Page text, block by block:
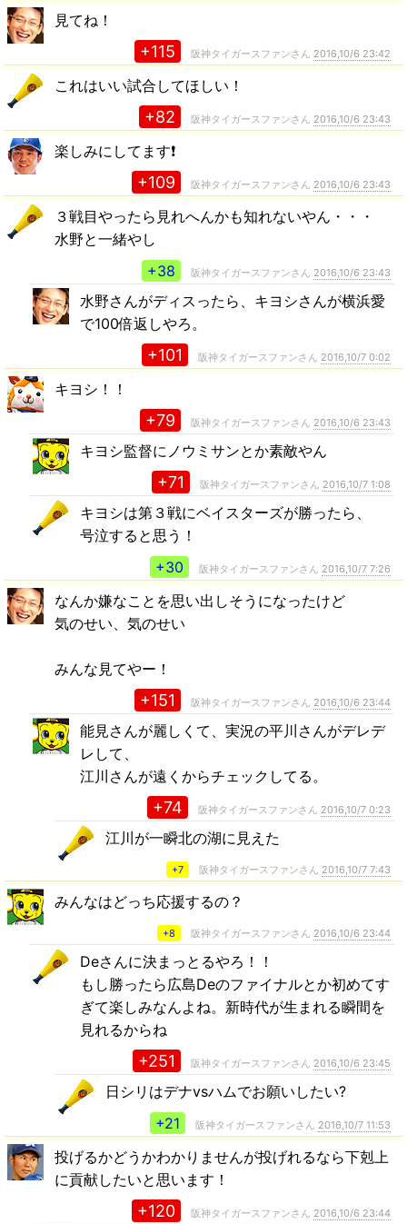
見てね！
+115 阪神タイガースファンさん 2016,10/6 23:42
これはいい試合してほしい！
+82 阪神タイガースファンさん 2016,10/6 23:43
楽しみにしてます❗
+109 阪神タイガースファンさん 2016,10/6 23:43
３戦目やったら見れへんかも知れないやん・・・
水野と一緒やし
+38
阪神タイガースファンさん 2016,10/6 23:43
水野さんがディスったら、キヨシさんが横浜愛
で100倍返しやろ。
+101 阪神タイガースファンさん 2016,10/7 0:02
キヨシ！！
+79 阪神タイガースファンさん 2016,10/6 23:43
キヨシ監督にノウミサンとか素敵やん
+71 阪神タイガースファンさん 2016,10/7 1:08
キヨシは第３戦にベイスターズが勝ったら、
号泣すると思う！
+30
阪神タイガースファンさん 2016,10/7 7:26
なんか嫌なことを思い出しそうになったけど
気のせい、気のせい
みんな見てやー！
+151 阪神タイガースファンさん 2016,10/6 23:44
能見さんが麗しくて、実況の平川さんがデレデ
レして、
江川さんが遠くからチェックしてる。
+74 阪神タイガースファンさん 2016,10/7 0:23
江川が一瞬北の湖に見えた
+7 阪神タイガースファンさん 2016,10/7 7:43
みんなはどっち応援するの？
+8 阪神タイガースファンさん 2016,10/6 23:44
Deさんに決まっとるやろ！！
もし勝ったら広島Deのファイナルとか初めてす
ぎて楽しみなんよね。新時代が生まれる瞬間を
見れるからね
+251 阪神タイガースファンさん 2016,10/6 23:45
日シリはデナvsハムでお願いしたい?
+21
阪神タイガースファンさん 2016,10/7 11:53
投げるかどうかわかりませんが投げれるなら下剋上
に貢献したいと思います！
+120 阪神タイガースファンさん 2016,10/6 23:44